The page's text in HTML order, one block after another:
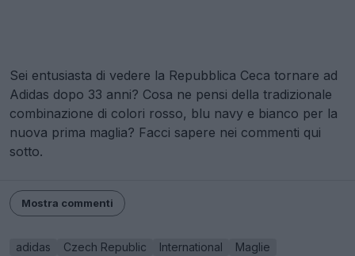
Sei entusiasta di vedere la Repubblica Ceca tornare ad
Adidas dopo 33 anni? Cosa ne pensi della tradizionale
combinazione di colori rosso, blu navy e bianco per la
nuova prima maglia? Facci sapere nei commenti qui
sotto.
Mostra commenti
adidas Czech Republic International
Maglie